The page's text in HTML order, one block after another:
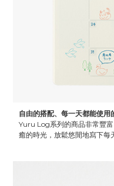
自由的搭配、每一天都能使
Yuru Log系列的商品非常豐
癒的時光，放鬆悠閒地寫下每